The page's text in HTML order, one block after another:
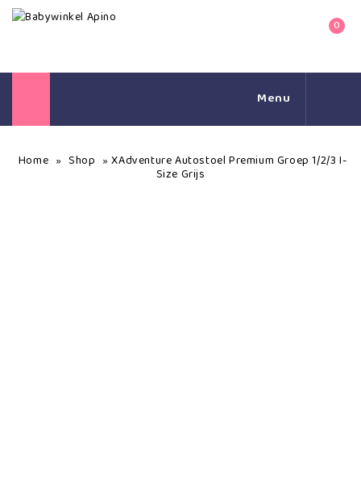
0
Menu
Home » Shop »XAdventure Autostoel Premium Groep 1/2/3 I-
Size Grijs